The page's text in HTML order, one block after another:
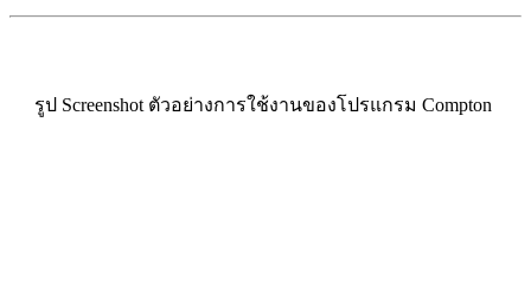
รูป Screenshot ตัวอย่างการใช้งานของโปรแกรม Compton